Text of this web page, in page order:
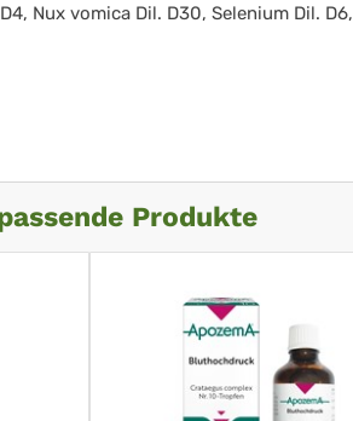
Nux vomica Dil. D30, Selenium Dil. D6,
Produkte